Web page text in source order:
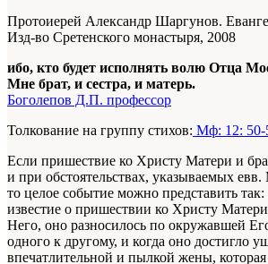
Протоиерей Александр Шаргунов.
Изд-во Сретенского монастыря, 2008
ибо, кто будет исполнять волю Отца
Мне брат, и сестра, и матерь.
Боголепов Д.П. профессор
Толкование на группу стихов: Мф: 12: 50-
Если пришествие ко Христу Матери и
и при обстоятельствах, указываемых
то целое событие можно представить
известие о пришествии ко Христу
Него, оно разносилось по окружавшей
одного к другому, и когда оно достигло
впечатлительной и пылкой жены,